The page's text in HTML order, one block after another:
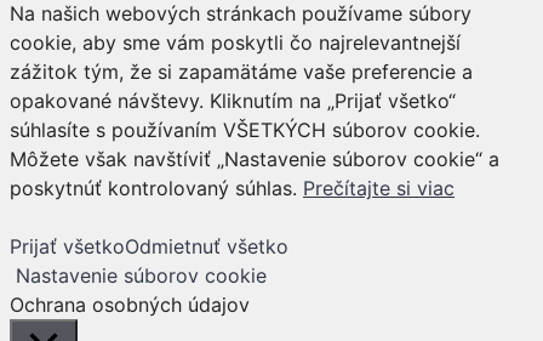
Na našich webových stránkach používame súbory
cookie, aby sme vám poskytli čo najrelevantnejší
zážitok tým, že si zapamätáme vaše preferencie a
opakované návštevy. Kliknutím na „Prijať všetko“
súhlasíte s používaním VŠETKÝCH súborov cookie.
Môžete však navštíviť „Nastavenie súborov cookie“ a
poskytnúť kontrolovaný súhlas. Prečítajte si viac
Prijať všetkoOdmietnuť všetko
Nastavenie súborov cookie
Ochrana osobných údajov